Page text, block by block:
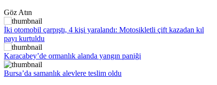
Göz Atın
İki otomobil çarpıştı, 4 kişi yaralandı: Motosikletli çift kazadan kıl
payı kurtuldu
Karacabey’de ormanlık alanda yangın paniği
Bursa’da samanlık alevlere teslim oldu